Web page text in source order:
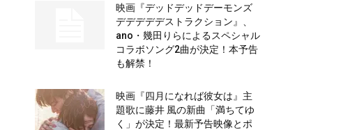
映画『デッドデッドデーモンズ
デデデデデストラクション』、
ano・幾田りらによるスペシャル
コラボソング2曲が決定！本予告
も解禁！
映画『四月になれば彼女は』主
題歌に藤井 風の新曲「満ちてゆ
く」が決定！最新予告映像とポ